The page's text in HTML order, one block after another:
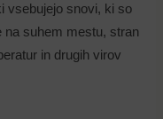
vsebujejo snovi, ki so
na suhem mestu, stran
in drugih virov